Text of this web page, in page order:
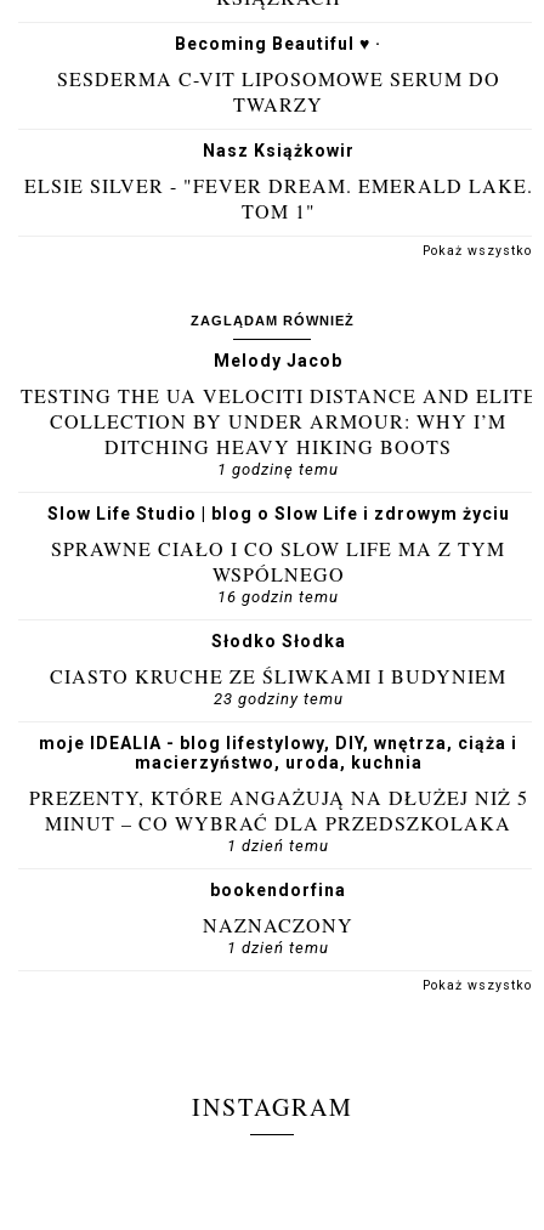
Becoming Beautiful ♥ ·
SESDERMA C-VIT LIPOSOMOWE SERUM DO
TWARZY
Nasz Książkowir
ELSIE SILVER - "FEVER DREAM. EMERALD LAKE.
TOM 1"
Pokaż wszystko
ZAGLĄDAM RÓWNIEŻ
Melody Jacob
TESTING THE UA VELOCITI DISTANCE AND ELITE
COLLECTION BY UNDER ARMOUR: WHY I’M
DITCHING HEAVY HIKING BOOTS
1 godzinę temu
Slow Life Studio | blog o Slow Life i zdrowym życiu
SPRAWNE CIAŁO I CO SLOW LIFE MA Z TYM
WSPÓLNEGO
16 godzin temu
Słodko Słodka
CIASTO KRUCHE ZE ŚLIWKAMI I BUDYNIEM
23 godziny temu
moje IDEALIA - blog lifestylowy, DIY, wnętrza, ciąża i
macierzyństwo, uroda, kuchnia
PREZENTY, KTÓRE ANGAŻUJĄ NA DŁUŻEJ NIŻ 5
MINUT – CO WYBRAĆ DLA PRZEDSZKOLAKA
1 dzień temu
bookendorfina
NAZNACZONY
1 dzień temu
Pokaż wszystko
INSTAGRAM